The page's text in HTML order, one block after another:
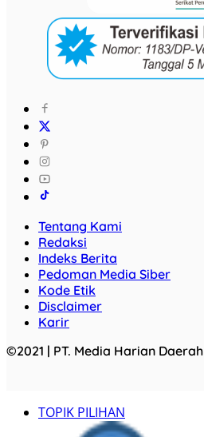
Tentang Kami
Redaksi
Indeks Berita
Pedoman Media Siber
Kode Etik
Disclaimer
Karir
©2021 | PT. Media Harian Daerah
TOPIK PILIHAN